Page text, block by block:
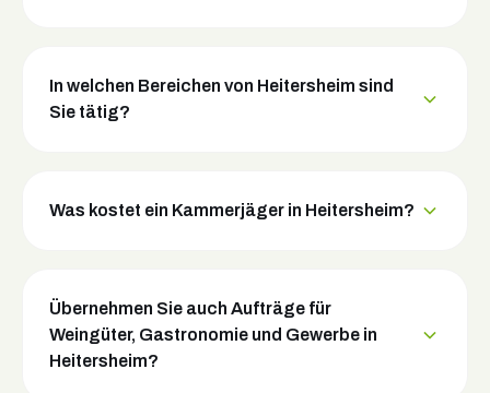
In welchen Bereichen von Heitersheim sind
Sie tätig?
Was kostet ein Kammerjäger in Heitersheim?
Übernehmen Sie auch Aufträge für
Weingüter, Gastronomie und Gewerbe in
Heitersheim?